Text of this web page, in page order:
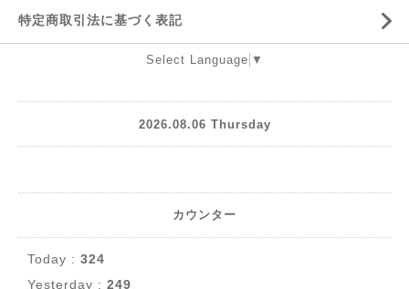
特定商取引法に基づく表記
Select Language ▼
2026.08.06 Thursday
カウンター
Today : 324
Yesterday : 249